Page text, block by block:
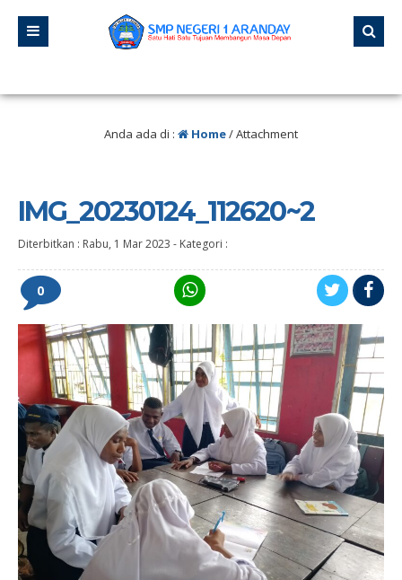
/ “Pendidikan adalah senjata paling ampuh yang bisa kamu gunakan untuk
Anda ada di : Home/ Attachment
IMG_20230124_112620~2
Diterbitkan : Rabu, 1 Mar 2023 - Kategori :
0